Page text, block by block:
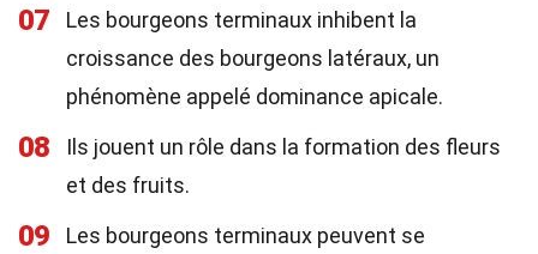
07
Les bourgeons terminaux inhibent la
croissance des bourgeons latéraux, un
phénomène appelé dominance apicale.
08
Ils jouent un rôle dans la formation des fleurs
et des fruits.
09
Les bourgeons terminaux peuvent se